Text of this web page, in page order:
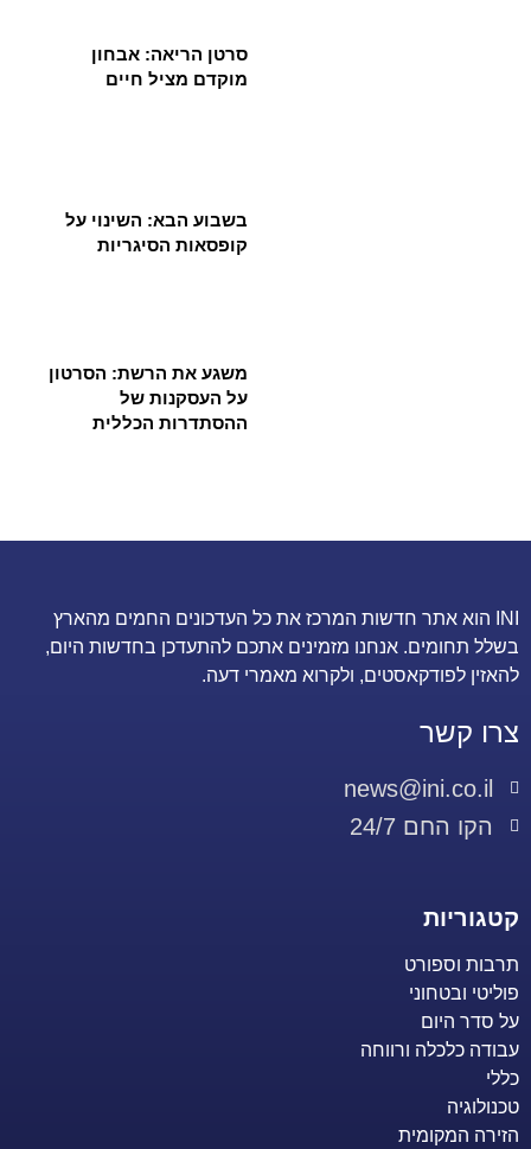
סרטן הריאה: אבחון
מוקדם מציל חיים
בשבוע הבא: השינוי על
קופסאות הסיגריות
משגע את הרשת: הסרטון
על העסקנות של
ההסתדרות הכללית
INI הוא אתר חדשות המרכז את כל העדכונים החמים מהארץ
בשלל תחומים. אנחנו מזמינים אתכם להתעדכן בחדשות היום,
להאזין לפודקאסטים, ולקרוא מאמרי דעה.
צרו קשר
news@ini.co.il
הקו החם 24/7
קטגוריות
תרבות וספורט
פוליטי ובטחוני
על סדר היום
עבודה כלכלה ורווחה
כללי
טכנולוגיה
הזירה המקומית